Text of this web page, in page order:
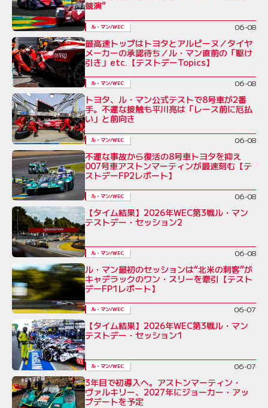
競演”
ル・マン/WEC 06-08
最高速トップはトヨタとアルピーヌ／タイヤ
メーカーの承認待ち／ル・マン直前の「駆け
引き」etc.【テストデーTopics】
ル・マン/WEC 06-08
トヨタ、ル・マン公式テストで8号車が2番
手。不運な接触も平川亮は「レース前に厄払
い」と前向き
ル・マン/WEC 06-08
不運な事故から復活の8号車トヨタを抑え
007号車アストンマーティンが最速刻む【テ
ストデーFP2レポート】
ル・マン/WEC 06-08
【タイム結果】2026年WEC第3戦ル・マン
テストデー・セッション2
ル・マン/WEC 06-08
ル・マン最初のセッションは“北米の刺客”が
キャデラックのワン・スリーを牽引【テスト
デーFP1レポート】
ル・マン/WEC 06-07
【タイム結果】2026年WEC第3戦ル・マン
テストデー・セッション1
ル・マン/WEC 06-07
3年目で初導入へ。アストンマーティン・
ヴァルキリー、2027年にジョーカー・アッ
プデートを予定